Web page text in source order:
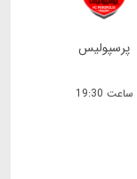
پرسپولیس
ساعت 19:30